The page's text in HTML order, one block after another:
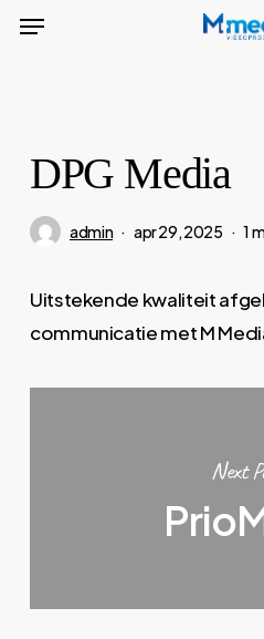
SkipMenu
DPG Media
admin apr 29, 2025 1
Uitstekende kwaliteit
communicatie met M
Next